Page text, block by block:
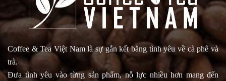
Coffee & Tea Việt Nam là sự gắn kết bằng tình yêu về cà phê và
trà.
Đưa tình yêu vào từng sản phẩm, nỗ lực nhiều hơn mang đến